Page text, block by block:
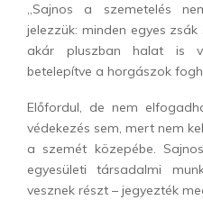
„Sajnos a szemetelés
jelezzük: minden egyes
akár pluszban halat is
betelepítve a horgászok
Előfordul, de nem
védekezés sem, mert nem
a szemét közepébe.
egyesületi társadalmi
vesznek részt – jegyezték